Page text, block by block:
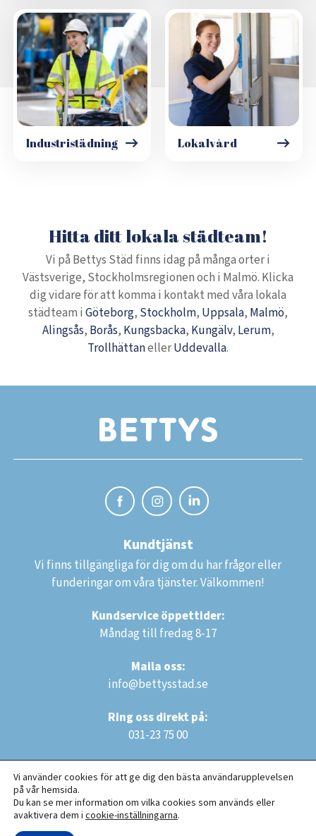
Industristädning Lokalvård
Hitta ditt lokala städteam!
Vi på Bettys Städ finns idag på många orter i
Västsverige, Stockholmsregionen och i Malmö. Klicka
dig vidare för att komma i kontakt med våra lokala
städteam i Göteborg, Stockholm, Uppsala, Malmö,
Alingsås, Borås, Kungsbacka, Kungälv, Lerum,
TrollhättanellerUddevalla.
Kundtjänst
Vi finns tillgängliga för dig om du har frågor eller
funderingar om våra tjänster. Välkommen!
Kundservice öppettider:
Måndag till fredag 8-17
Maila oss:
info@bettysstad.se
Ring oss direkt på:
031-23 75 00
Copyright © 2025 Bettys Städ AB. Alla rättigheter reserverade.
Vi använder cookies för att ge dig den bästa användarupplevelsen
på vår hemsida.
Du kan se mer information om vilka cookies som används eller
avaktivera dem i cookie-inställningarna.